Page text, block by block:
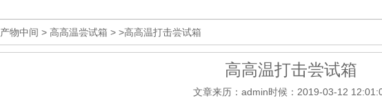
51吃瓜网:公司声誉Honor 消息资讯News
产物中间 > 高高温尝试箱 > >高高温打击尝试箱
高高温打击尝试箱
文章来历：admin时候：2019-03-12